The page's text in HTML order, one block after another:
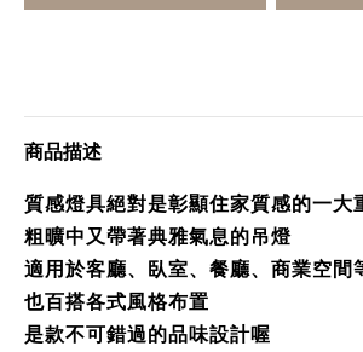
商品描述
質感燈具絕對是彰顯住家質感的一大
粗曠中又帶著典雅氣息的吊燈
適用於客廳、臥室、餐廳、商業空間
也百搭各式風格布置
是款不可錯過的品味設計喔